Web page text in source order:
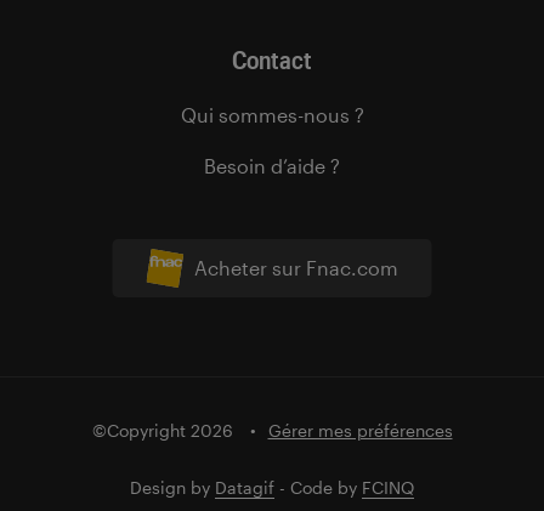
Acheter sur Fnac.com
Contact
Qui sommes-nous ?
Besoin d’aide ?
©Copyright 2026 Gérer mes préférences
Design by Datagif - Code by FCINQ